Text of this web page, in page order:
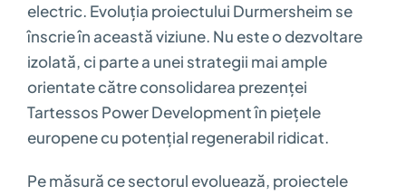
electric. Evoluția proiectului Durmersheim se
înscrie în această viziune. Nu este o dezvoltare
izolată, ci parte a unei strategii mai ample
orientate către consolidarea prezenței
Tartessos Power Development în piețele
europene cu potențial regenerabil ridicat.
Pe măsură ce sectorul evoluează, proiectele